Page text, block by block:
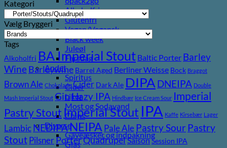
Alkoholfri
Glutenfri
Vegan/Vegansk
Black week
Juleøl
Farsdag
Andet
Spiritus
Cider
Likør
Most og Sodavand
Chips
Diverse
Gaveæsker og indpakning
Glas
antal
Kategori
Vælg Bryggeri
Tags
Alkoholfri BA Imperial Stout Baltic Porter Barley
Wine Barleywine Barrel Aged Berliner Weisse Bock Braggot
Brown Ale Chokolade Cider Dark Ale DIPA DNEIPA Double
Mash Imperial Stout GinHazy IPA Hindbær Ice Cream Sour Imperial
Pastry Stout Imperial Stout IPA Kaffe Kirsebær Lager
LambicNEDIPANEIPA Pale Ale Pastry Sour Pastry
StoutPilsnerPorterQuadrupelSaisonSession IPA